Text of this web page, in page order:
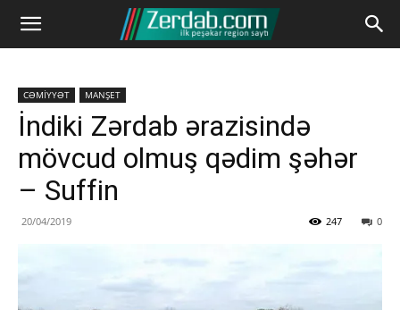
CƏMİYYƏT MANŞET
İndiki Zərdab ərazisində
mövcud olmuş qədim şəhər
– Suffin
20/04/2019 0
247